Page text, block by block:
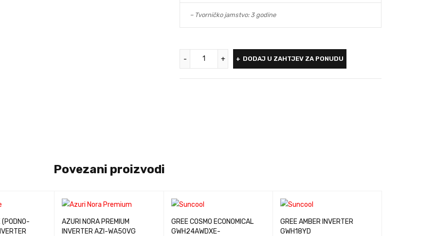
– Tvorničko jamstvo: 3 godine
DODAJ U ZAHTJEV ZA PONUDU
Povezani proizvodi
(PODNO-
AZURI NORA PREMIUM
INVERTER AZI-WA50VG
GREE COSMO ECONOMICAL
GWH24AWDXE-
GREE AMBER INVERTER
GWH18YD